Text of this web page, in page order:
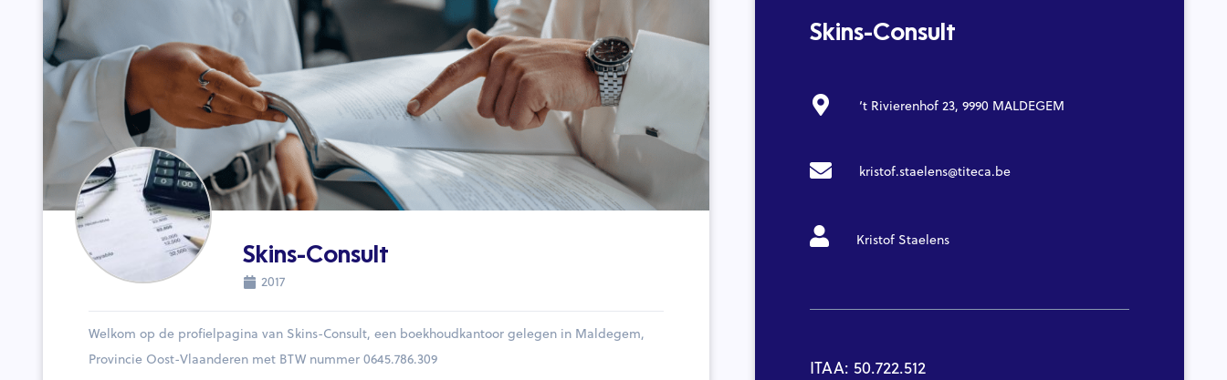
Skins-Consult
2017
Welkom op de profielpagina van Skins-Consult, een boekhoudkantoor gelegen in Maldegem,
Provincie Oost-Vlaanderen met BTW nummer 0645.786.309
Skins-Consult
‘t Rivierenhof 23, 9990 MALDEGEM
kristof.staelens@titeca.be
Kristof Staelens
ITAA: 50.722.512